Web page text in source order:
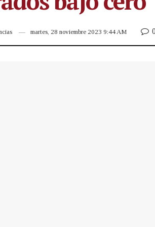
martes, 28 noviembre 2023 9:44 AM